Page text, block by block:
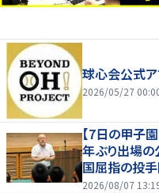
球心会公式ア
2026/05/27
【7日の甲子
年ぶり出場の
国屈指の投
2026/08/07